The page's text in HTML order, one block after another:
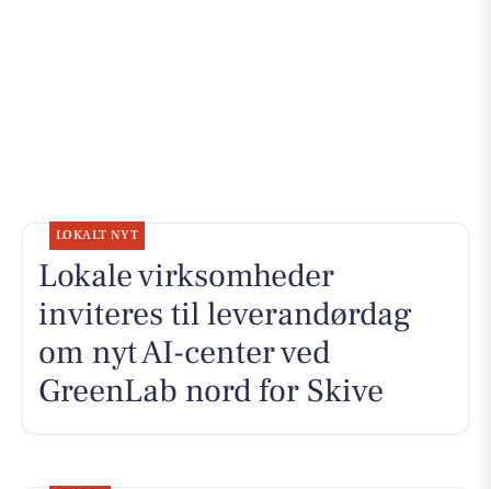
LOKALT NYT
Lokale virksomheder
inviteres til leverandørdag
om nyt AI-center ved
GreenLab nord for Skive